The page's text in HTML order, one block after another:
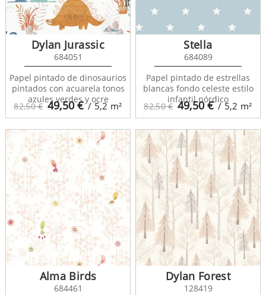
82,50 € 49,50€ / 5,2m²
Dylan Jurassic
684051
Papel pintado de dinosaurios
pintados con acuarela tonos
azules verdes y ocre
82,50 € 49,50€ / 5,2 m²
Stella
684089
Papel pintado de estrellas
blancas fondo celeste estilo
infantil nórdico
Alma Birds
684461
Dylan Forest
128419